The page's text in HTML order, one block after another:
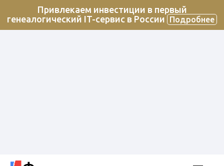
Привлекаем инвестиции в первый
генеалогический IT-сервис в России
Подробнее